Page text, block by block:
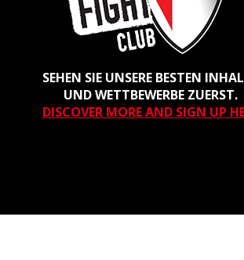
SEHEN SIE UNSERE BESTEN
UND WETTBEWERBE ZUERST.
DISCOVER MORE AND SIGN UP